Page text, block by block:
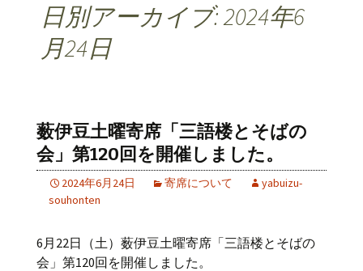
日別アーカイブ: 2024年6
月24日
薮伊豆土曜寄席「三語楼とそばの
会」第120回を開催しました。
2024年6月24日 寄席について
yabuizu-
souhonten
6月22日（土）薮伊豆土曜寄席「三語楼とそばの
会」第120回を開催しました。